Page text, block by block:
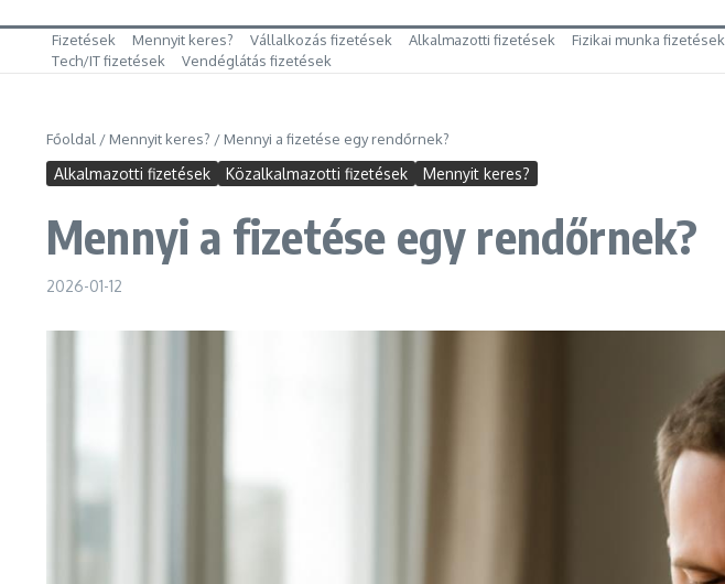
Fizetések Mennyit keres? Vállalkozás fizetések Alkalmazotti fizetések Fizikai munka fizetések
Tech/IT fizetések
Vendéglátás fizetések
Főoldal / Mennyit keres? / Mennyi a fizetése egy rendőrnek?
Alkalmazotti fizetések Közalkalmazotti fizetések Mennyit keres?
Mennyi a fizetése egy rendőrnek?
2026-01-12